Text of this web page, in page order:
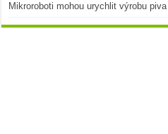
Mikroroboti mohou urychlit výrobu piva